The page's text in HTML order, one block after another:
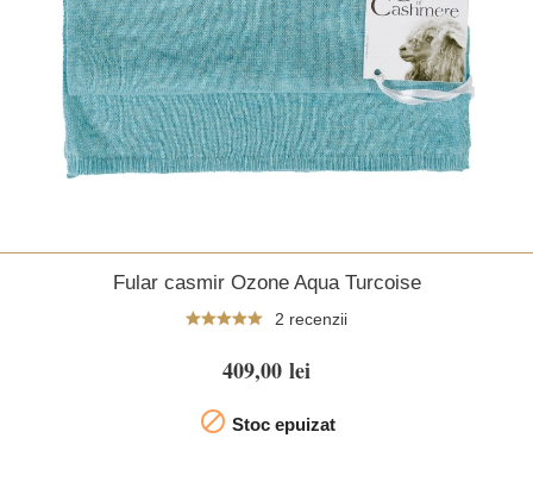
Fular casmir Ozone Aqua Turcoise
2 recenzii
409,00 lei
 Stoc epuizat